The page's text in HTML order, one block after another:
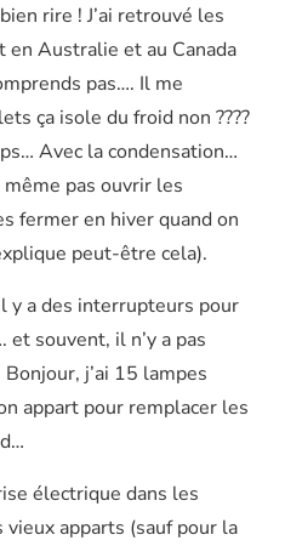
rire ! J’ai retrouvé les
en Australie et au Canada
pas…. Il me
ça isole du froid non ????
Avec la condensation…
pas ouvrir les
fermer en hiver quand on
peut-être cela).
y a des interrupteurs pour
souvent, il n’y a pas
j’ai 15 lampes
appart pour remplacer les
électrique dans les
vieux apparts (sauf pour la